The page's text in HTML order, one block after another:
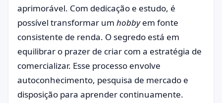
aprimorável. Com dedicação e estudo, é
possível transformar um hobbyem fonte
consistente de renda. O segredo está em
equilibrar o prazer de criar com a estratégia de
comercializar. Esse processo envolve
autoconhecimento, pesquisa de mercado e
disposição para aprender continuamente.